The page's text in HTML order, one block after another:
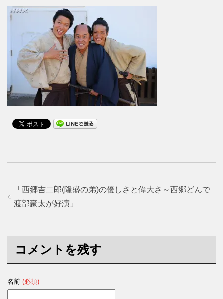
「 西郷吉二郎(隆盛の弟)の優しさと偉大さ～西郷どんで
渡部豪太が好演 」
コメントを残す
名前 (必須)